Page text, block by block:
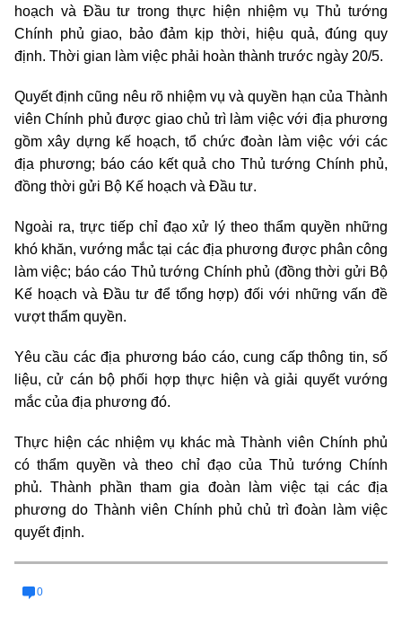
hoạch và Đầu tư trong thực hiện nhiệm vụ Thủ tướng
Chính phủ giao, bảo đảm kịp thời, hiệu quả, đúng quy
định. Thời gian làm việc phải hoàn thành trước ngày 20/5.
Quyết định cũng nêu rõ nhiệm vụ và quyền hạn của Thành
viên Chính phủ được giao chủ trì làm việc với địa phương
gồm xây dựng kế hoạch, tổ chức đoàn làm việc với các
địa phương; báo cáo kết quả cho Thủ tướng Chính phủ,
đồng thời gửi Bộ Kế hoạch và Đầu tư.
Ngoài ra, trực tiếp chỉ đạo xử lý theo thẩm quyền những
khó khăn, vướng mắc tại các địa phương được phân công
làm việc; báo cáo Thủ tướng Chính phủ (đồng thời gửi Bộ
Kế hoạch và Đầu tư để tổng hợp) đối với những vấn đề
vượt thẩm quyền.
Yêu cầu các địa phương báo cáo, cung cấp thông tin, số
liệu, cử cán bộ phối hợp thực hiện và giải quyết vướng
mắc của địa phương đó.
Thực hiện các nhiệm vụ khác mà Thành viên Chính phủ
có thẩm quyền và theo chỉ đạo của Thủ tướng Chính
phủ.Thành phần tham gia đoàn làm việc tại các địa
phương do Thành viên Chính phủ chủ trì đoàn làm việc
quyết định.
0